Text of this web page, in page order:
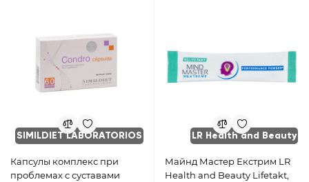
SIMILDIET LABORATORIOS
Капсулы комплекс при
проблемах с суставами
LR Health and Beauty
Майнд Мастер Екстрим LR
Health and Beauty Lifetakt,